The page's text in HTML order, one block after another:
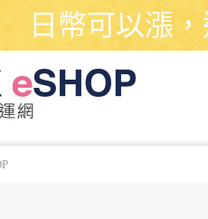
日幣可以漲